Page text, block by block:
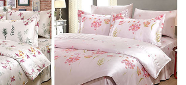
範圍內提供個人資料，並將交易相關給付款項請求債
有限公司。
事宜，請瀏覽以下網址：
#terms3
事先徵得法定代理人或監護人之同意方可使用
若未經同意申辦者引起之損失，本公司不負相關責
後付」時，將依據個別帳號之用戶狀況，依本公司即